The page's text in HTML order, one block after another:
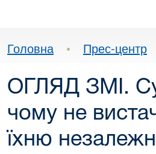
Головна • Прес-центр
ОГЛЯД ЗМІ.
чому не
їхню